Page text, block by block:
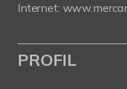
Internet:
PROFIL